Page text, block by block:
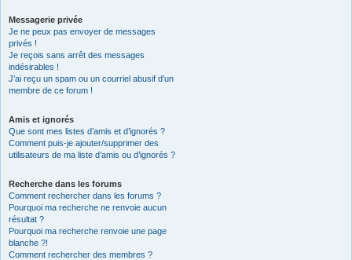
Messagerie privée
Je ne peux pas envoyer de messages
privés !
Je reçois sans arrêt des messages
indésirables !
J’ai reçu un spam ou un courriel abusif d’un
membre de ce forum !
Amis et ignorés
Que sont mes listes d’amis et d’ignorés ?
Comment puis-je ajouter/supprimer des
utilisateurs de ma liste d’amis ou d’ignorés ?
Recherche dans les forums
Comment rechercher dans les forums ?
Pourquoi ma recherche ne renvoie aucun
résultat ?
Pourquoi ma recherche renvoie une page
blanche ?!
Comment rechercher des membres ?